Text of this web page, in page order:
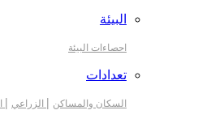
البيئة
احصاءات البيئة
تعدادات
السكان والمساكن | الزراعي |